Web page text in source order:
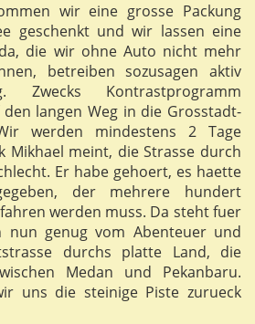
wir eine grosse Packung
geschenkt und wir lassen eine
die wir ohne Auto nicht mehr
betreiben sozusagen aktiv
Zwecks Kontrastprogramm
langen Weg in die Grosstadt-
werden mindestens 2 Tage
Mikhael meint, die Strasse durch
Er habe gehoert, es haette
der mehrere hundert
werden muss. Da steht fuer
nun genug vom Abenteuer und
durchs platte Land, die
Medan und Pekanbaru.
uns die steinige Piste zurueck